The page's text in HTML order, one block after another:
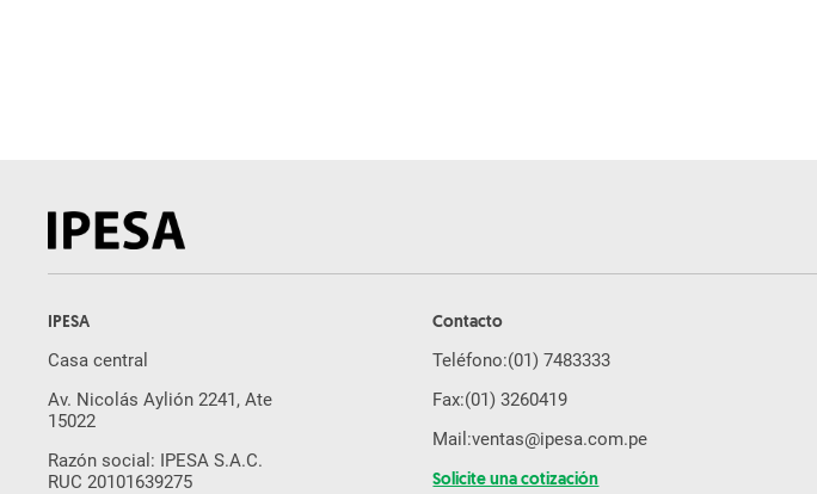
IPESA
Casa central
Av. Nicolás Aylión 2241, Ate
15022
Razón social: IPESA S.A.C.
RUC 20101639275
Contacto
Teléfono:(01) 7483333
Fax:(01) 3260419
Mail:ventas@ipesa.com.pe
Solicite una cotización